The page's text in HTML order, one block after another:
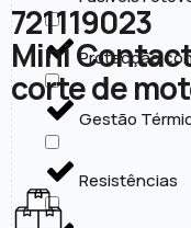
Protecção
Gestão
Resistências
721119023
Mini
corte de